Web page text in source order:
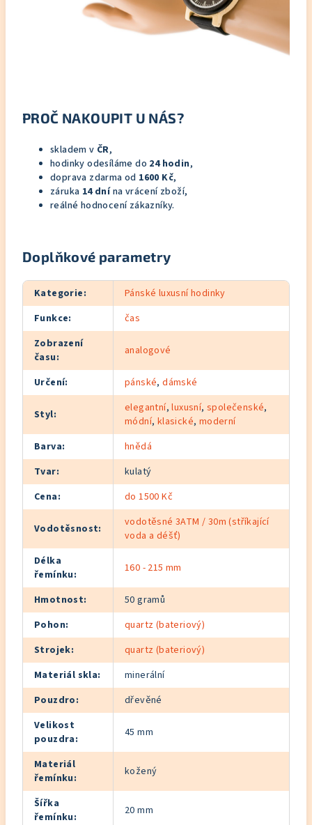
PROČ NAKOUPIT U NÁS?
skladem v ČR,
hodinky odesíláme do 24 hodin,
doprava zdarma od 1600 Kč,
záruka 14 dnína vrácení zboží,
reálné hodnocení zákazníky.
Doplňkové parametry
Kategorie:
Pánské luxusní hodinky
Funkce:
čas
Zobrazení
času: analogové
Určení: pánské,dámské
Styl: elegantní,luxusní,společenské,
módní, klasické, moderní
Barva:
hnědá
Tvar:
kulatý
Cena: do 1500 Kč
Vodotěsnost:
vodotěsné 3ATM / 30m (stříkající
voda a déšť)
Délka
řemínku: 160 - 215 mm
Hmotnost:
50 gramů
Pohon:
quartz (bateriový)
Strojek:
quartz (bateriový)
Materiál skla:
minerální
Pouzdro:
dřevěné
Velikost
pouzdra: 45 mm
Materiál
řemínku: kožený
Šířka
řemínku: 20 mm